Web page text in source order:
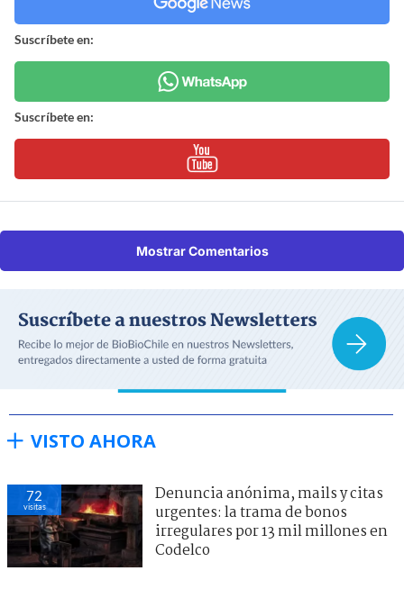
Suscríbete en:
Suscríbete en:
Mostrar Comentarios
VISTO AHORA
72
visitas
Denuncia anónima, mails y citas
urgentes: la trama de bonos
irregulares por 13 mil millones en
Codelco